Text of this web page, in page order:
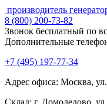
производитель
8 (800) 200-73-82
Звонок бесплатный по
Дополнительные
+7 (495) 197-77-34
Адрес офиса: Москва,
Склад: г. Домодедово,